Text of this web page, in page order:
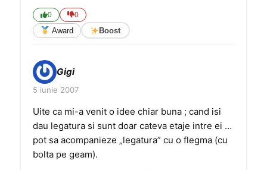
0 0
Award Boost
Gigi
5 iunie 2007
Uite ca mi-a venit o idee chiar buna ; cand isi
dau legatura si sunt doar cateva etaje intre ei …
pot sa acompanieze „legatura” cu o flegma (cu
bolta pe geam).